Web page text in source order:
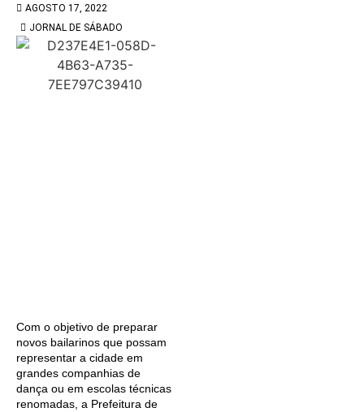
AGOSTO 17, 2022
JORNAL DE SÁBADO
Com o objetivo de preparar
novos bailarinos que possam
representar a cidade em
grandes companhias de
dança ou em escolas técnicas
renomadas, a Prefeitura de